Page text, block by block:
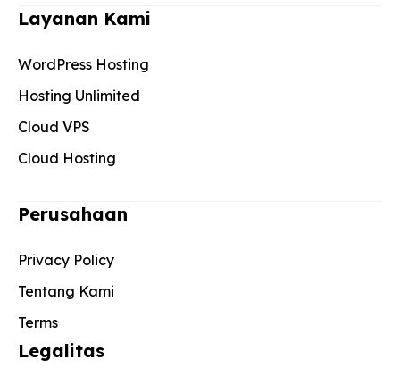
Layanan Kami
WordPress Hosting
Hosting Unlimited
Cloud VPS
Cloud Hosting
Perusahaan
Privacy Policy
Tentang Kami
Terms
Legalitas